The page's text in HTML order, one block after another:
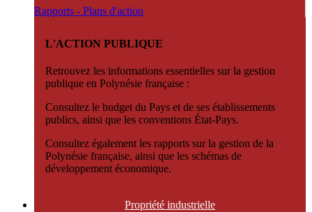
Rapports - Plans d'action
L'ACTION PUBLIQUE
Retrouvez les informations essentielles sur la gestion
publique en Polynésie française :
Consultez le budget du Pays et de ses établissements
publics, ainsi que les conventions État-Pays.
Consultez également les rapports sur la gestion de la
Polynésie française, ainsi que les schémas de
développement économique.
Propriété industrielle